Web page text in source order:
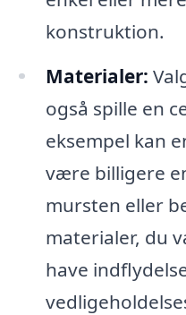
konstruktion.
Materialer:
også spille en
eksempel kan
være billigere
mursten eller
materialer, du
have